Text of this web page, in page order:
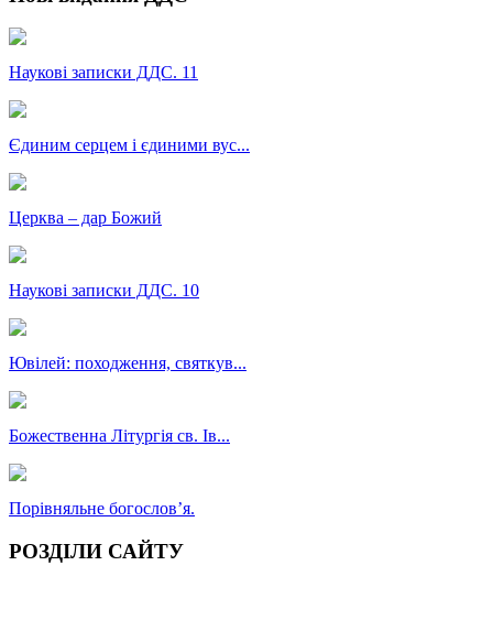
Наукові записки ДДС. 11
Єдиним серцем і єдиними вус...
Церква – дар Божий
Наукові записки ДДС. 10
Ювілей: походження, святкув...
Божественна Літургія св. Ів...
Порівняльне богословʼя.
РОЗДІЛИ САЙТУ